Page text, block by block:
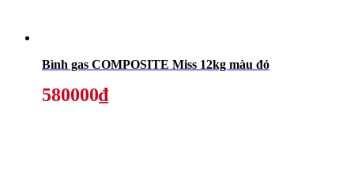
Bình gas COMPOSITE Miss 12kg màu đỏ
580000₫